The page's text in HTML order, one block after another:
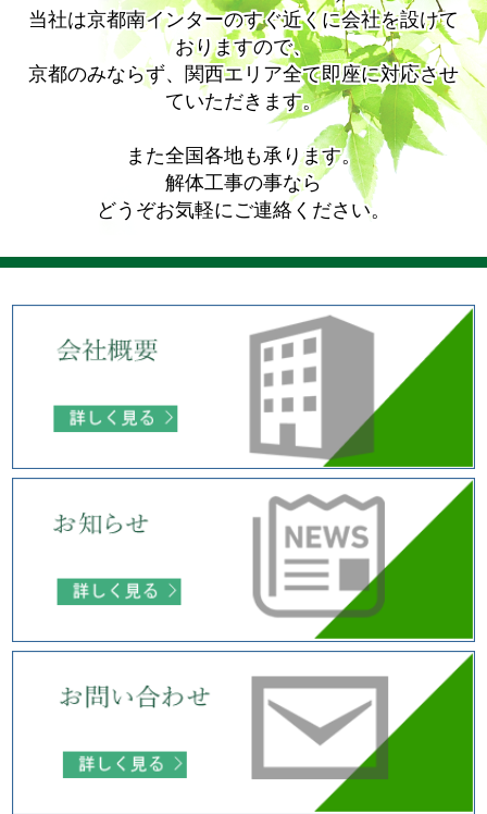
当社は京都南インターのすぐ近くに会社を設けて
おりますので、
京都のみならず、関西エリア全て即座に対応させ
ていただきます。
また全国各地も承ります。
解体工事の事なら
どうぞお気軽にご連絡ください。